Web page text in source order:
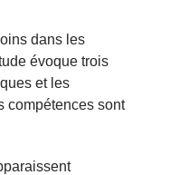
dans les
évoque trois
et les
compétences sont